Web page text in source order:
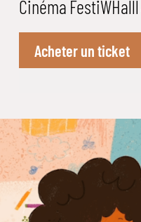
Cinéma FestiWHalll
Acheter un ticket